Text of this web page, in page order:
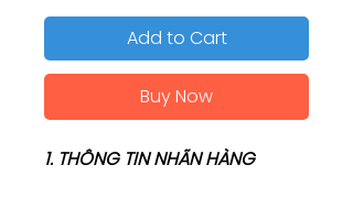
Add to Cart
Buy Now
1. THÔNG TIN NHÃN HÀNG